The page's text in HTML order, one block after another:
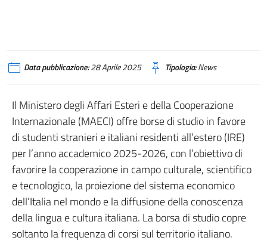
Data pubblicazione:28 Aprile 2025 Tipologia:News
Il Ministero degli Affari Esteri e della Cooperazione
Internazionale (MAECI) offre borse di studio in favore
di studenti stranieri e italiani residenti all’estero (IRE)
per l’anno accademico 2025-2026, con l’obiettivo di
favorire la cooperazione in campo culturale, scientifico
e tecnologico, la proiezione del sistema economico
dell’Italia nel mondo e la diffusione della conoscenza
della lingua e cultura italiana. La borsa di studio copre
soltanto la frequenza di corsi sul territorio italiano.